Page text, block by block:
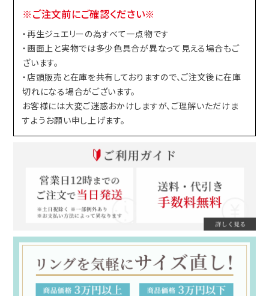
※ご注文前にご確認ください※
・再生ジュエリーの為すべて一点物です
・画面上と実物では多少色具合が異なって見える場合もご
ざいます。
・店頭販売と在庫を共有しておりますので、ご注文後に在庫
切れになる場合がございます。
お客様には大変ご迷惑おかけしますが、ご理解いただけま
すようお願い申し上げます。